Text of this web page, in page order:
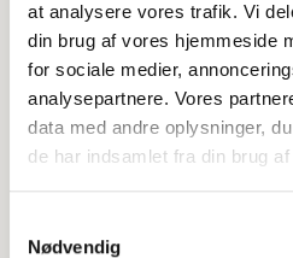
at analysere vores trafik. Vi
din brug af vores hjemmeside
for sociale medier,
analysepartnere. Vores
data med andre oplysninger,
de har indsamlet fra din brug
Nødvendig
Offentligtgjort i Nordjyske d.
Højtideligheden
Lørdagd. 6. januar 2024 kl.
Blomstermarken 62, 9000